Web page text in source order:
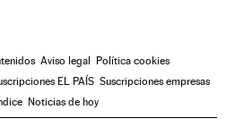
Aviso legal
Política cookies
EL PAÍS Suscripciones empresas
Noticias de hoy